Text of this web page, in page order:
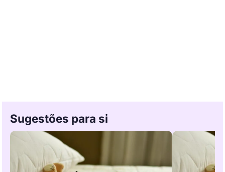
Sugestões para si